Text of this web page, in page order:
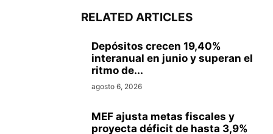
RELATED ARTICLES
Depósitos crecen 19,40%
interanual en junio y superan el
ritmo de...
agosto 6, 2026
MEF ajusta metas fiscales y
proyecta déficit de hasta 3,9%